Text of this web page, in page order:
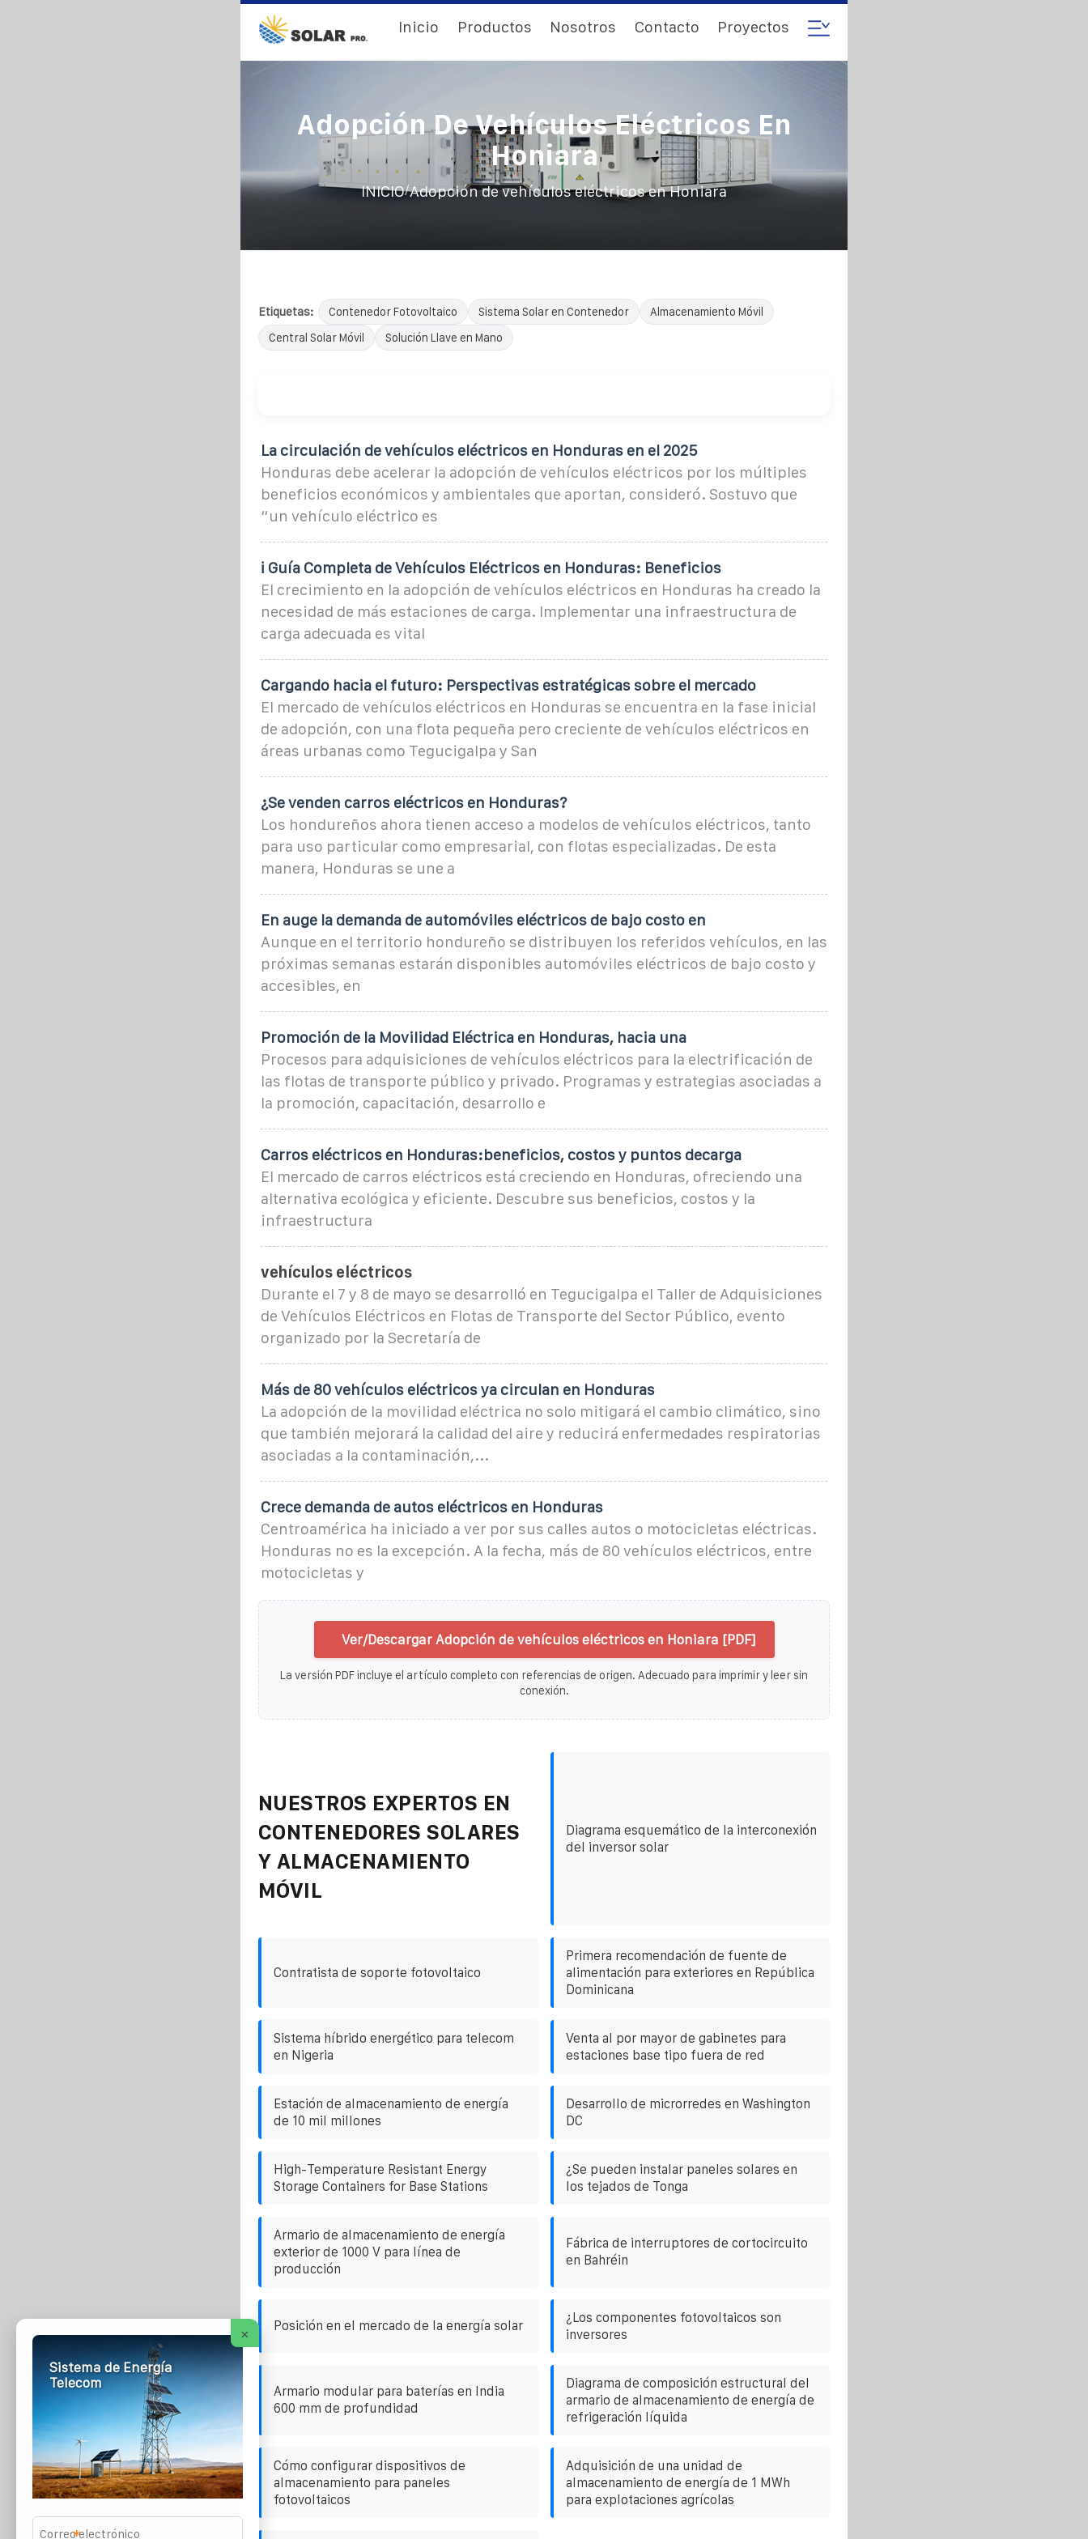
Inicio Productos Nosotros Contacto Proyectos
Adopción De Vehículos Eléctricos En
Honiara
INICIO/Adopción de vehículos eléctricos en Honiara
Etiquetas: Contenedor Fotovoltaico Sistema Solar en Contenedor
Almacenamiento Móvil
Central Solar Móvil
Solución Llave en Mano
La circulación de vehículos eléctricos en Honduras en el 2025
Honduras debe acelerar la adopción de vehículos eléctricos por los múltiples
beneficios económicos y ambientales que aportan, consideró. Sostuvo que
“un vehículo eléctrico es
ℹ Guía Completa de Vehículos Eléctricos en Honduras: Beneficios
El crecimiento en la adopción de vehículos eléctricos en Honduras ha creado la
necesidad de más estaciones de carga. Implementar una infraestructura de
carga adecuada es vital
Cargando hacia el futuro: Perspectivas estratégicas sobre el mercado
El mercado de vehículos eléctricos en Honduras se encuentra en la fase inicial
de adopción, con una flota pequeña pero creciente de vehículos eléctricos en
áreas urbanas como Tegucigalpa y San
¿Se venden carros eléctricos en Honduras?
Los hondureños ahora tienen acceso a modelos de vehículos eléctricos, tanto
para uso particular como empresarial, con flotas especializadas. De esta
manera, Honduras se une a
En auge la demanda de automóviles eléctricos de bajo costo en
Aunque en el territorio hondureño se distribuyen los referidos vehículos, en las
próximas semanas estarán disponibles automóviles eléctricos de bajo costo y
accesibles, en
Promoción de la Movilidad Eléctrica en Honduras, hacia una
Procesos para adquisiciones de vehículos eléctricos para la electrificación de
las flotas de transporte público y privado. Programas y estrategias asociadas a
la promoción, capacitación, desarrollo e
Carros eléctricos en Honduras:beneficios, costos y puntos decarga
El mercado de carros eléctricos está creciendo en Honduras, ofreciendo una
alternativa ecológica y eficiente. Descubre sus beneficios, costos y la
infraestructura
vehículos eléctricos
Durante el 7 y 8 de mayo se desarrolló en Tegucigalpa el Taller de Adquisiciones
de Vehículos Eléctricos en Flotas de Transporte del Sector Público, evento
organizado por la Secretaría de
Más de 80 vehículos eléctricos ya circulan en Honduras
La adopción de la movilidad eléctrica no solo mitigará el cambio climático, sino
que también mejorará la calidad del aire y reducirá enfermedades respiratorias
asociadas a la contaminación,...
Crece demanda de autos eléctricos en Honduras
Centroamérica ha iniciado a ver por sus calles autos o motocicletas eléctricas.
Honduras no es la excepción. A la fecha, más de 80 vehículos eléctricos, entre
motocicletas y
Ver/Descargar Adopción de vehículos eléctricos en Honiara [PDF]
La versión PDF incluye el artículo completo con referencias de origen. Adecuado para imprimir y leer sin
conexión.
NUESTROS EXPERTOS EN
CONTENEDORES SOLARES
Y ALMACENAMIENTO
MÓVIL
Diagrama esquemático de la interconexión
del inversor solar
Contratista de soporte fotovoltaico
Primera recomendación de fuente de
alimentación para exteriores en República
Dominicana
Sistema híbrido energético para telecom
en Nigeria
Venta al por mayor de gabinetes para
estaciones base tipo fuera de red
Estación de almacenamiento de energía
de 10 mil millones
Desarrollo de microrredes en Washington
DC
High-Temperature Resistant Energy
Storage Containers for Base Stations
¿Se pueden instalar paneles solares en
los tejados de Tonga
Armario de almacenamiento de energía
exterior de 1000 V para línea de
producción
Fábrica de interruptores de cortocircuito
en Bahréin
Posición en el mercado de la energía solar
¿Los componentes fotovoltaicos son
inversores
Armario modular para baterías en India
600 mm de profundidad
Diagrama de composición estructural del
armario de almacenamiento de energía de
refrigeración líquida
Cómo configurar dispositivos de
almacenamiento para paneles
fotovoltaicos
Adquisición de una unidad de
almacenamiento de energía de 1 MWh
para explotaciones agrícolas
×
Sistema de Energía
Telecom
*